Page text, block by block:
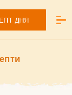
ДНЯ